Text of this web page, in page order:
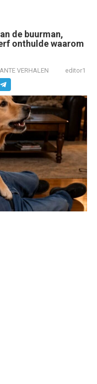
de buurman,
onthulde waarom
VERHALEN editor1